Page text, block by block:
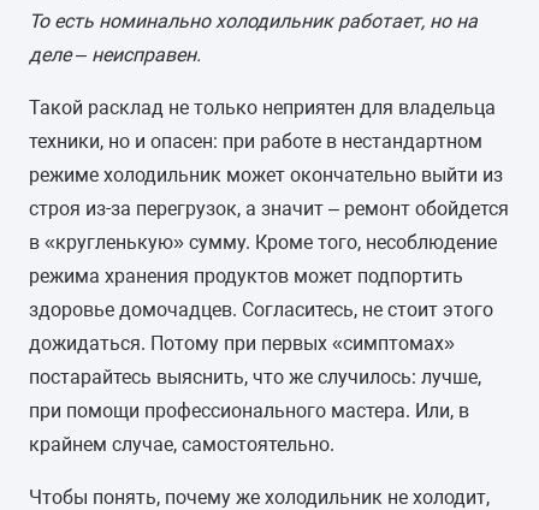
То есть номинально холодильник работает, но на
деле – неисправен.
Такой расклад не только неприятен для владельца
техники, но и опасен: при работе в нестандартном
режиме холодильник может окончательно выйти из
строя из-за перегрузок, а значит – ремонт обойдется
в «кругленькую» сумму. Кроме того, несоблюдение
режима хранения продуктов может подпортить
здоровье домочадцев. Согласитесь, не стоит этого
дожидаться. Потому при первых «симптомах»
постарайтесь выяснить, что же случилось: лучше,
при помощи профессионального мастера. Или, в
крайнем случае, самостоятельно.
Чтобы понять, почему же холодильник не холодит,